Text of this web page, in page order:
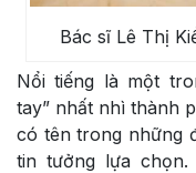
Bác sĩ Lê Thị
Nổi tiếng là một
tay” nhất nhì thành
có tên trong những
tin tưởng lựa